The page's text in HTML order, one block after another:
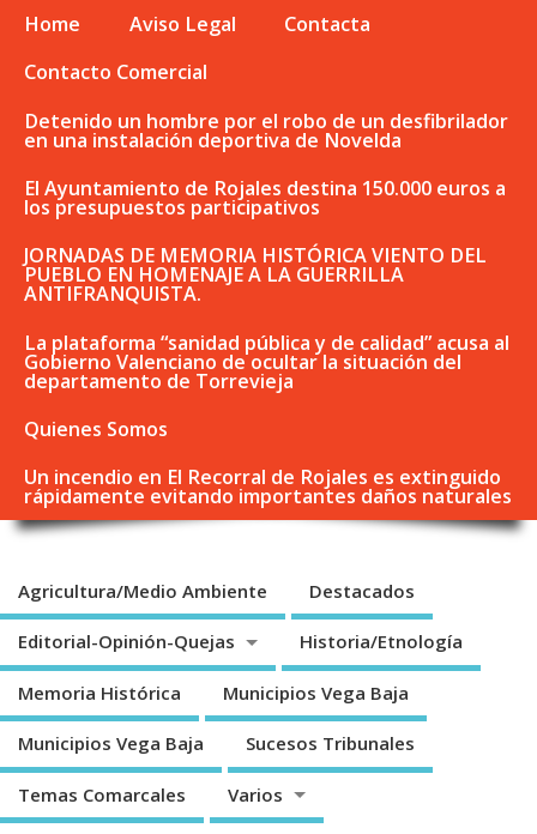
Home Aviso Legal
Contacta
Contacto Comercial
Detenido un hombre por el robo de un desfibrilador
en una instalación deportiva de Novelda
El Ayuntamiento de Rojales destina 150.000 euros a
los presupuestos participativos
JORNADAS DE MEMORIA HISTÓRICA VIENTO DEL
PUEBLO EN HOMENAJE A LA GUERRILLA
ANTIFRANQUISTA.
La plataforma “sanidad pública y de calidad” acusa al
Gobierno Valenciano de ocultar la situación del
departamento de Torrevieja
Quienes Somos
Un incendio en El Recorral de Rojales es extinguido
rápidamente evitando importantes daños naturales
Agricultura/Medio Ambiente Destacados
Editorial-Opinión-Quejas Historia/Etnología
Memoria Histórica Municipios Vega Baja
Municipios Vega Baja Sucesos Tribunales
Temas Comarcales Varios